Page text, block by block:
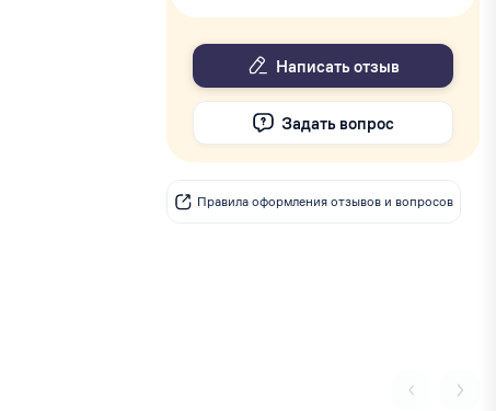
Написать отзыв
Задать вопрос
Правила оформления отзывов и вопросов